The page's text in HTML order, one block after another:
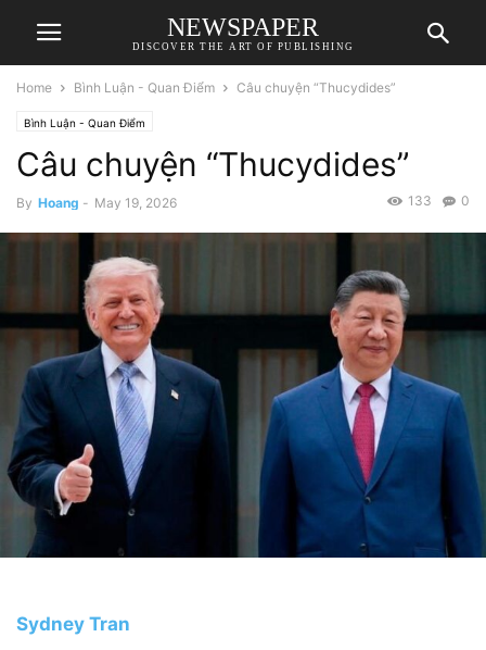
NEWSPAPER
DISCOVER THE ART OF PUBLISHING
Home Bình Luận - Quan Điểm Câu chuyện “Thucydides”
Bình Luận - Quan Điểm
Câu chuyện “Thucydides”
By Hoang - May 19, 2026 0
133
Sydney Tran